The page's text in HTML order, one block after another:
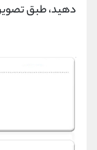
دهید، طبق تصویر